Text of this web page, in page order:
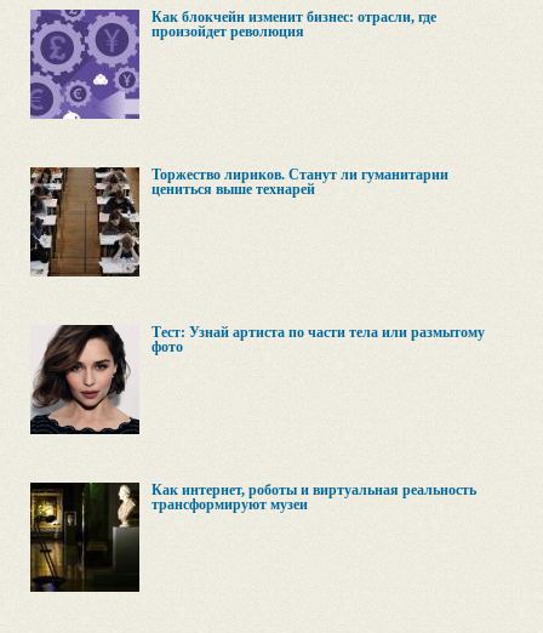
Как блокчейн изменит бизнес: отрасли, где
произойдет революция
Торжество лириков. Станут ли гуманитарии
цениться выше технарей
Тест: Узнай артиста по части тела или размытому
фото
Как интернет, роботы и виртуальная реальность
трансформируют музеи